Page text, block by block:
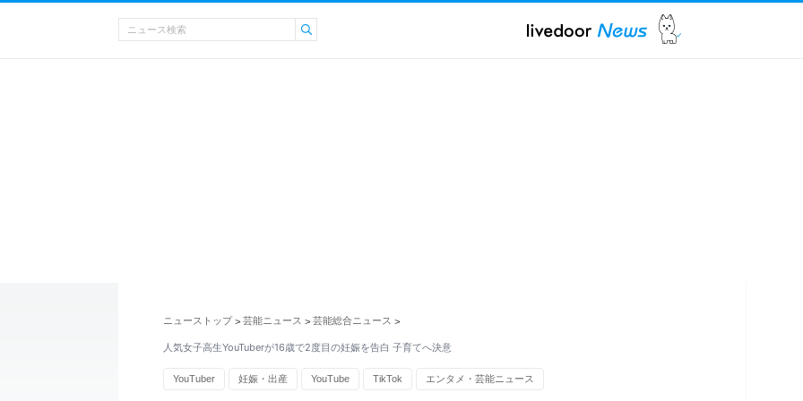
ニューストップ > 芸能ニュース > 芸能総合ニュース >
人気女子高生YouTuberが16歳で2度目の妊娠を告白 子育てへ決意
YouTuber 妊娠・出産 YouTube TikTok エンタメ・芸能ニュース